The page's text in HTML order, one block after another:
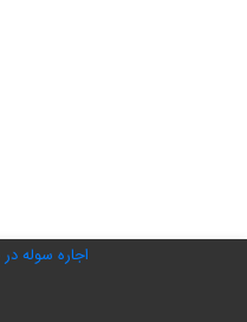
اجاره سوله